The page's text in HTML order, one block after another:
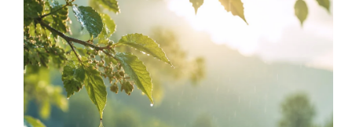
物
理
現
象
的
考
驗】